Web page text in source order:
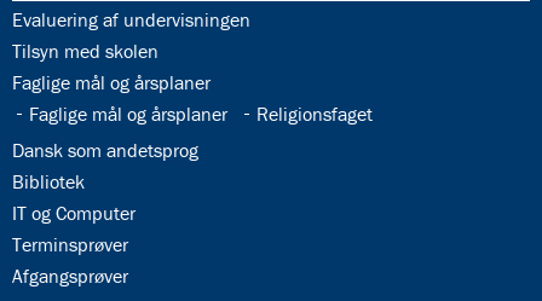
33.1:
Evaluering af undervisningen
33.2:
Tilsyn med skolen
33.3:
Faglige mål og årsplaner
33.4:
Faglige mål og årsplaner 33.5:
Religionsfaget
33.6:
Dansk som andetsprog
33.7:
Bibliotek
33.8:
IT og Computer
33.9:
Terminsprøver
33.10:
Afgangsprøver